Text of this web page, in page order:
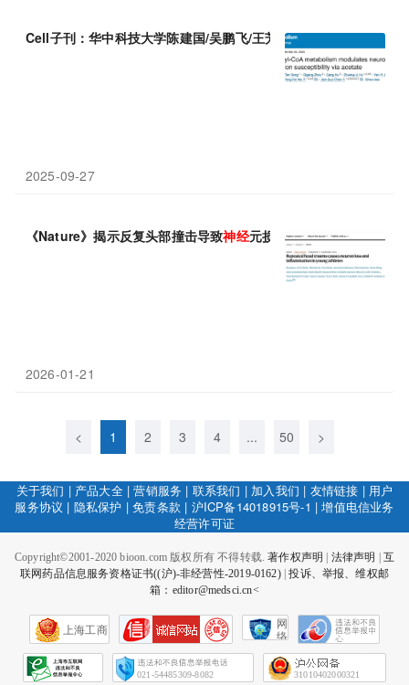
Cell子刊：华中科技大学陈建国/吴鹏飞/王芳团队揭示肝脏中的乙
2025-09-27
《Nature》揭示反复头部撞击导致神经元损失和炎症的分子机制
2026-01-21
< 1 2 3 4 ... 50 >
关于我们 | 产品大全|营销服务 | 联系我们 | 加入我们 | 友情链接 | 用户
服务协议 | 隐私保护 |免责条款 | 沪ICP备14018915号-1 |增值电信业务
经营许可证
Copyright©2001-2020 bioon.com 版权所有 不得转载.著作权声明 法律声明
互
联网药品信息服务资格证书((沪)-非经营性-2019-0162)|投诉、举报、维权邮
箱：editor@medsci.cn<
上海工商
网
络
会
征
021-54485309-8082 31010402000321